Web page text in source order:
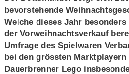
bevorstehende
Welche dieses Jahr
der Vorweihnachts­verkauf
Umfrage des Spielwaren
bei den grössten
Dauerbrenner Lego